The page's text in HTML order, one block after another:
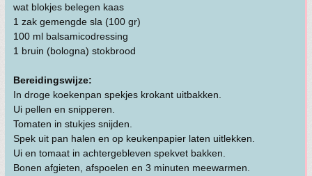
wat blokjes belegen kaas
1 zak gemengde sla (100 gr)
100 ml balsamicodressing
1 bruin (bologna) stokbrood
Bereidingswijze:
In droge koekenpan spekjes krokant uitbakken.
Ui pellen en snipperen.
Tomaten in stukjes snijden.
Spek uit pan halen en op keukenpapier laten uitlekken.
Ui en tomaat in achtergebleven spekvet bakken.
Bonen afgieten, afspoelen en 3 minuten meewarmen.